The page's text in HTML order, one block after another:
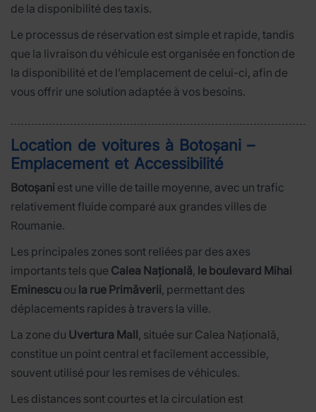
de la disponibilité des taxis.
Le processus de réservation est simple et rapide, tandis
que la livraison du véhicule est organisée en fonction de
la disponibilité et de l’emplacement de celui-ci, afin de
vous offrir une solution adaptée à vos besoins.
Location de voitures à Botoșani –
Emplacement et Accessibilité
Botoșani est une ville de taille moyenne, avec un trafic
relativement fluide comparé aux grandes villes de
Roumanie.
Les principales zones sont reliées par des axes
importants tels que Calea Națională, le boulevard Mihai
Eminescu ou la rue Primăverii, permettant des
déplacements rapides à travers la ville.
La zone du Uvertura Mall, située sur Calea Națională,
constitue un point central et facilement accessible,
souvent utilisé pour les remises de véhicules.
Les distances sont courtes et la circulation est